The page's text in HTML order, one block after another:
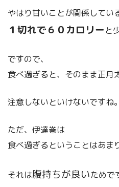
やはり甘いことが関係してい
１切れで６０カロリーと
ですので、
食べ過ぎると、そのまま正月
注意しないといけないですね。
ただ、伊達巻は
食べ過ぎるということはあま
それは腹持ちが良いためで